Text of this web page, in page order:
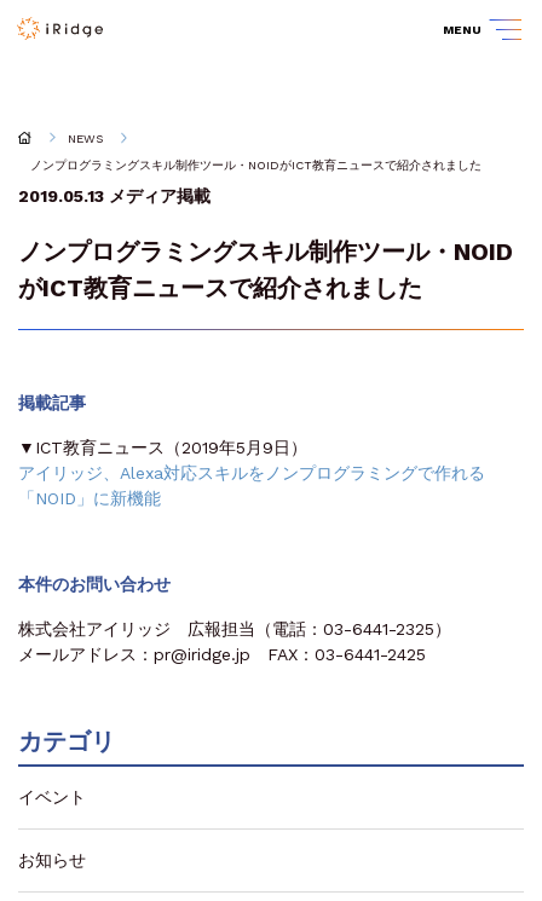
MENU
NEWS
ノンプログラミングスキル制作ツール・NOIDがICT教育ニュースで紹介されました
2019.05.13 メディア掲載
ノンプログラミングスキル制作ツール・NOID
がICT教育ニュースで紹介されました
掲載記事
▼ICT教育ニュース（2019年5月9日）
アイリッジ、Alexa対応スキルをノンプログラミングで作れる
「NOID」に新機能
本件のお問い合わせ
株式会社アイリッジ 広報担当（電話：03-6441-2325）
メールアドレス：pr@iridge.jp FAX：03-6441-2425
カテゴリ
イベント
お知らせ